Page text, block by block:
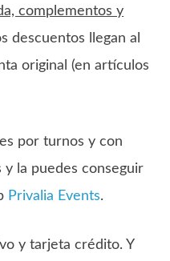
complementos y
descuentos llegan al
original (en artículos
por turnos y con
la puedes conseguir
Privalia Events.
y tarjeta crédito. Y